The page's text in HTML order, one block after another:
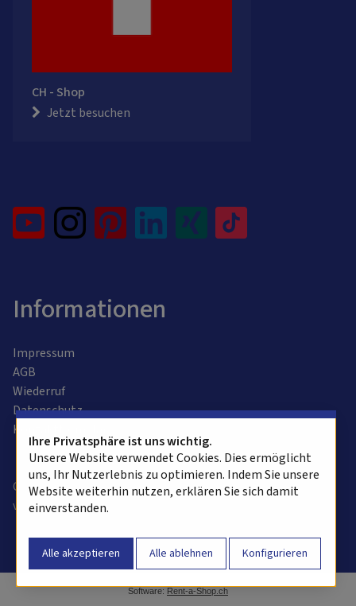
CH - Shop
Jetzt besuchen
Informationen
Impressum
AGB
Wiederruf
Datenschutz
Kontaktformular
Copyright © 2025 alvasys automation ag. Alle Rechte
vorbehalten.
Software: Rent-a-Shop.ch
Ihre Privatsphäre ist uns wichtig.
Unsere Website verwendet Cookies. Dies ermöglicht
uns, Ihr Nutzerlebnis zu optimieren. Indem Sie unsere
Website weiterhin nutzen, erklären Sie sich damit
einverstanden.